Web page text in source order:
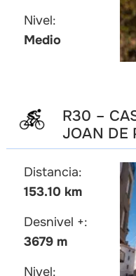
Nivel:
Medio
R30 –
JOAN DE
Distancia:
153.10 km
Desnivel +:
3679 m
Nivel: